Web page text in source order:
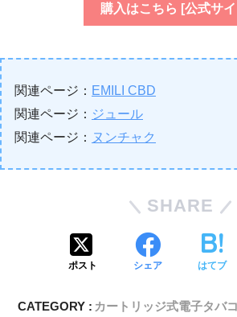
購入はこちら [公式サ
関連ページ： EMILI CBD
関連ページ： ジュール
関連ページ： ヌンチャク
SHARE
ポスト シェア はてブ
CATEGORY : カートリッジ式電子タバコ